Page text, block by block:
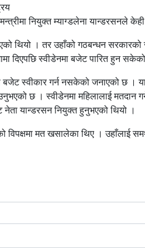
नियुक्त म्याग्डलेना यान्डरसनले
थियो । तर उहाँको गठबन्धन सरकारको
दिएपछि स्वीडेनमा बजेट पारित हुन
बजेट स्वीकार गर्न नसकेको जनाएको छ ।
छ । स्वीडेनमा महिलालाई मतदान
नेता यान्डरसन नियुक्त हुनुभएको थियो ।
मत खसालेका थिए । उहाँलाई